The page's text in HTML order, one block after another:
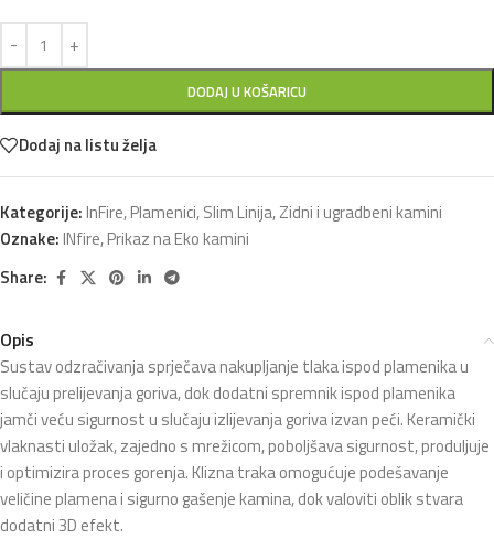
DODAJ U KOŠARICU
Dodaj na listu želja
Kategorije:InFire,Plamenici,Slim Linija,Zidni i ugradbeni kamini
Oznake:INfire,Prikaz na Eko kamini
Share:
Opis
Sustav odzračivanja sprječava nakupljanje tlaka ispod plamenika u
slučaju prelijevanja goriva, dok dodatni spremnik ispod plamenika
jamči veću sigurnost u slučaju izlijevanja goriva izvan peći. Keramički
vlaknasti uložak, zajedno s mrežicom, poboljšava sigurnost, produljuje
i optimizira proces gorenja. Klizna traka omogućuje podešavanje
veličine plamena i sigurno gašenje kamina, dok valoviti oblik stvara
dodatni 3D efekt.